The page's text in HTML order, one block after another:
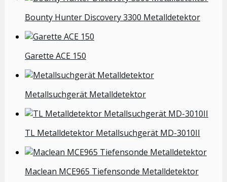
Bounty Hunter Discovery 3300 Metalldetektor
Garette ACE 150
Metallsuchgerät Metalldetektor
TL Metalldetektor Metallsuchgerät MD-3010II
Maclean MCE965 Tiefensonde Metalldetektor